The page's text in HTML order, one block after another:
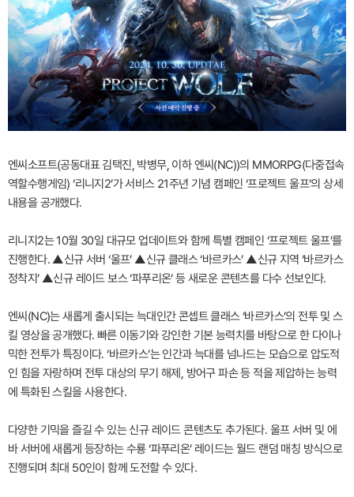
엔씨소프트(공동대표 김택진, 박병무, 이하 엔씨(NC))의 MMORPG(다중접속
역할수행게임) ‘리니지2’가 서비스 21주년 기념 캠페인 ‘프로젝트 울프’의 상세
내용을 공개했다.
리니지2는 10월 30일 대규모 업데이트와 함께 특별 캠페인 ‘프로젝트 울프’를
진행한다. ▲신규 서버 ‘울프’ ▲신규 클래스 ‘바르카스’ ▲신규 지역 ‘바르카스
정착지’ ▲신규 레이드 보스 ‘파푸리온’ 등 새로운 콘텐츠를 다수 선보인다.
엔씨(NC)는 새롭게 출시되는 늑대인간 콘셉트 클래스 ‘바르카스’의 전투 및 스
킬 영상을 공개했다. 빠른 이동기와 강인한 기본 능력치를 바탕으로 한 다이나
믹한 전투가 특징이다. ‘바르카스’는 인간과 늑대를 넘나드는 모습으로 압도적
인 힘을 자랑하며 전투 대상의 무기 해제, 방어구 파손 등 적을 제압하는 능력
에 특화된 스킬을 사용한다.
다양한 기믹을 즐길 수 있는 신규 레이드 콘텐츠도 추가된다. 울프 서버 및 에
바 서버에 새롭게 등장하는 수룡 ‘파푸리온’ 레이드는 월드 랜덤 매칭 방식으로
진행되며 최대 50인이 함께 도전할 수 있다.